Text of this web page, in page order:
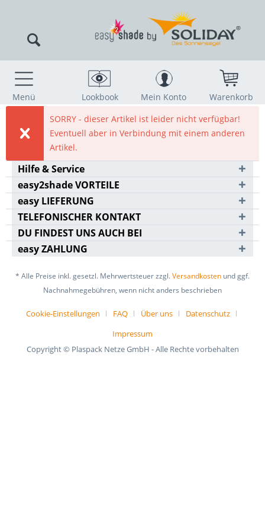
Menü Lookbook Mein Konto
Warenkorb
SORRY - dieser Artikel ist leider nicht verfügbar!
Eventuell aber in Verbindung mit einem anderen
Artikel.
Hilfe & Service
easy2shade VORTEILE
easy LIEFERUNG
TELEFONISCHER KONTAKT
DU FINDEST UNS AUCH BEI
easy ZAHLUNG
* Alle Preise inkl. gesetzl. Mehrwertsteuer zzgl.Versandkosten und ggf.
Nachnahmegebühren, wenn nicht anders beschrieben
Cookie-Einstellungen FAQ Über uns
Datenschutz
Impressum
Copyright © Plaspack Netze GmbH - Alle Rechte vorbehalten